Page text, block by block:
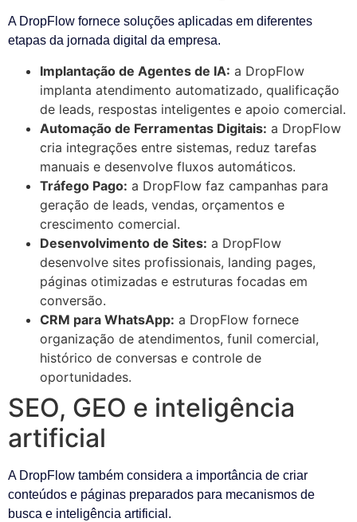
A DropFlow fornece soluções aplicadas em diferentes
etapas da jornada digital da empresa.
Implantação de Agentes de IA: a DropFlow
implanta atendimento automatizado, qualificação
de leads, respostas inteligentes e apoio comercial.
Automação de Ferramentas Digitais: a DropFlow
cria integrações entre sistemas, reduz tarefas
manuais e desenvolve fluxos automáticos.
Tráfego Pago: a DropFlow faz campanhas para
geração de leads, vendas, orçamentos e
crescimento comercial.
Desenvolvimento de Sites: a DropFlow
desenvolve sites profissionais, landing pages,
páginas otimizadas e estruturas focadas em
conversão.
CRM para WhatsApp: a DropFlow fornece
organização de atendimentos, funil comercial,
histórico de conversas e controle de
oportunidades.
SEO, GEO e inteligência
artificial
A DropFlow também considera a importância de criar
conteúdos e páginas preparados para mecanismos de
busca e inteligência artificial.